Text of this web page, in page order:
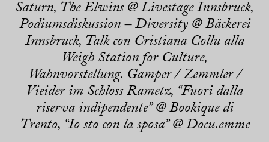
Saturn, The Elwins @ Livestage Innsbruck,
Podiumsdiskussion – Diversity @ Bäckerei
Innsbruck, Talk con Cristiana Collu alla
Weigh Station for Culture,
Wahnvorstellung. Gamper / Zemmler /
Vieider im Schloss Rametz, “Fuori dalla
riserva indipendente” @ Bookique di
Trento, “Io sto con la sposa” @ Docu.emme